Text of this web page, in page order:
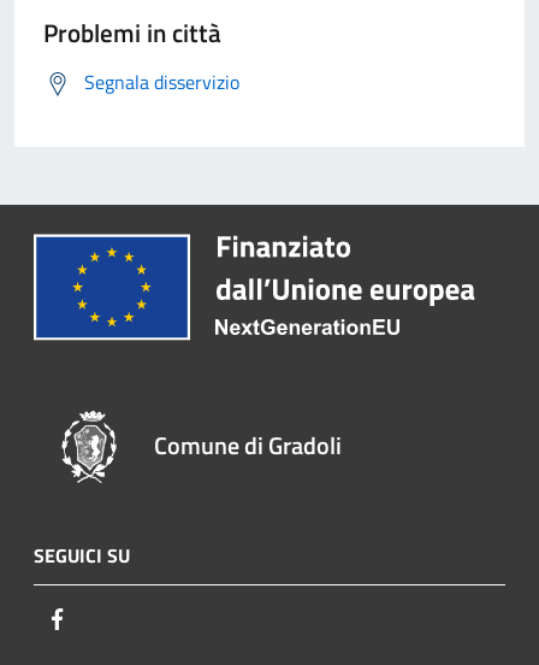
Problemi in città
Segnala disservizio
Comune di Gradoli
SEGUICI SU